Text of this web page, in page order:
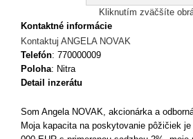
Kliknutím zväčšíte
Kontaktné informácie
Kontaktuj ANGELA NOVAK
Telefón: 770000009
Poloha: Nitra
Detail inzerátu
Som Angela NOVAK, akcionárka a
Moja kapacita na poskytovanie pôžičiek